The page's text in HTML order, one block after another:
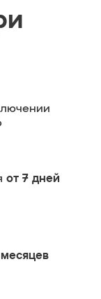
от 7 дней